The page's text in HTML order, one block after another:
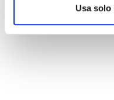
Usa solo